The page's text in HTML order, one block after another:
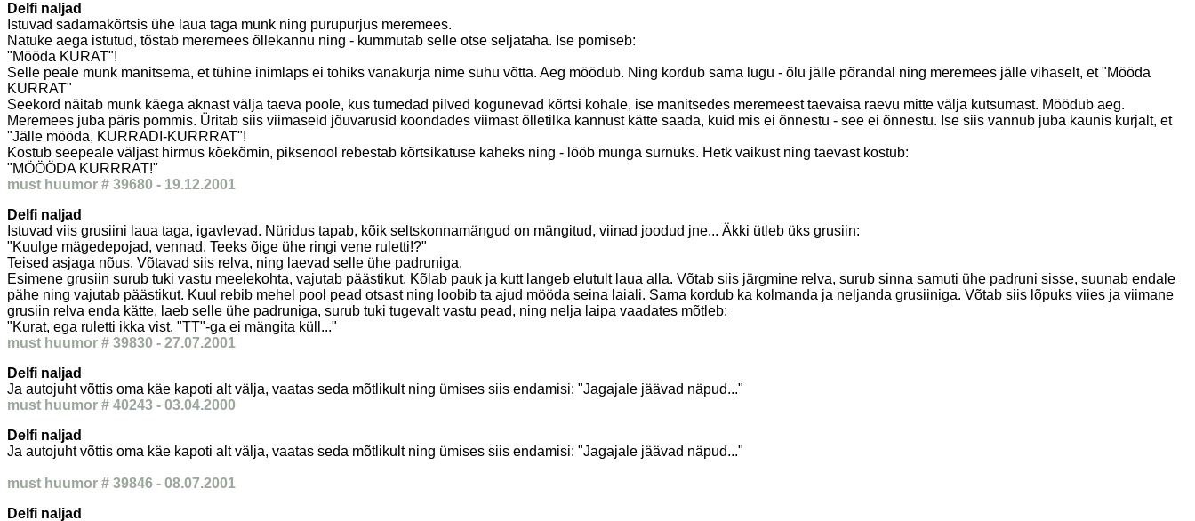
Delfi naljad
Istuvad sadamakõrtsis ühe laua taga munk ning purupurjus meremees.
Natuke aega istutud, tõstab meremees õllekannu ning - kummutab selle otse seljataha. Ise pomiseb:
"Mööda KURAT"!
Selle peale munk manitsema, et tühine inimlaps ei tohiks vanakurja nime suhu võtta. Aeg möödub. Ning kordub sama lugu - õlu jälle põrandal ning meremees jälle vihaselt, et "Mööda
KURRAT"
Seekord näitab munk käega aknast välja taeva poole, kus tumedad pilved kogunevad kõrtsi kohale, ise manitsedes meremeest taevaisa raevu mitte välja kutsumast. Möödub aeg.
Meremees juba päris pommis. Üritab siis viimaseid jõuvarusid koondades viimast õlletilka kannust kätte saada, kuid mis ei õnnestu - see ei õnnestu. Ise siis vannub juba kaunis kurjalt, et
"Jälle mööda, KURRADI-KURRRAT"!
Kostub seepeale väljast hirmus kõekõmin, piksenool rebestab kõrtsikatuse kaheks ning - lööb munga surnuks. Hetk vaikust ning taevast kostub:
"MÖÖÖDA KURRRAT!"
must huumor # 39680 - 19.12.2001
Delfi naljad
Istuvad viis grusiini laua taga, igavlevad. Nüridus tapab, kõik seltskonnamängud on mängitud, viinad joodud jne... Äkki ütleb üks grusiin:
"Kuulge mägedepojad, vennad. Teeks õige ühe ringi vene ruletti!?"
Teised asjaga nõus. Võtavad siis relva, ning laevad selle ühe padruniga.
Esimene grusiin surub tuki vastu meelekohta, vajutab päästikut. Kõlab pauk ja kutt langeb elutult laua alla. Võtab siis järgmine relva, surub sinna samuti ühe padruni sisse, suunab endale
pähe ning vajutab päästikut. Kuul rebib mehel pool pead otsast ning loobib ta ajud mööda seina laiali. Sama kordub ka kolmanda ja neljanda grusiiniga. Võtab siis lõpuks viies ja viimane
grusiin relva enda kätte, laeb selle ühe padruniga, surub tuki tugevalt vastu pead, ning nelja laipa vaadates mõtleb:
"Kurat, ega ruletti ikka vist, "TT"-ga ei mängita küll..."
must huumor # 39830 - 27.07.2001
Delfi naljad
Ja autojuht võttis oma käe kapoti alt välja, vaatas seda mõtlikult ning ümises siis endamisi: "Jagajale jäävad näpud..."
must huumor # 40243 - 03.04.2000
Delfi naljad
Ja autojuht võttis oma käe kapoti alt välja, vaatas seda mõtlikult ning ümises siis endamisi: "Jagajale jäävad näpud..."
must huumor # 39846 - 08.07.2001
Delfi naljad